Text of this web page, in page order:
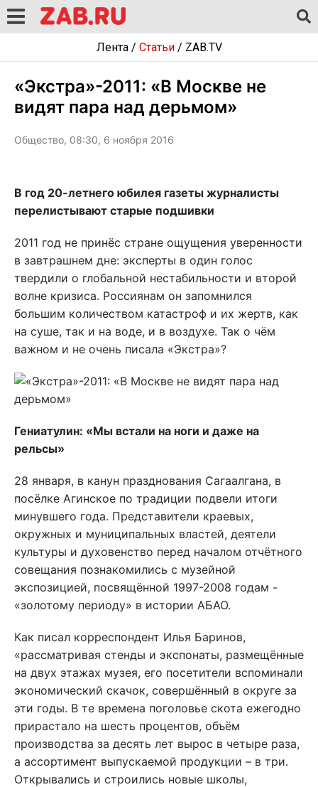
Лента/ Статьи/ ZAB.TV
«Экстра»-2011: «В Москве не
видят пара над дерьмом»
Общество, 08:30, 6 ноября 2016
В год 20-летнего юбилея газеты журналисты
перелистывают старые подшивки
2011 год не принёс стране ощущения уверенности
в завтрашнем дне: эксперты в один голос
твердили о глобальной нестабильности и второй
волне кризиса. Россиянам он запомнился
большим количеством катастроф и их жертв, как
на суше, так и на воде, и в воздухе. Так о чём
важном и не очень писала «Экстра»?
Гениатулин: «Мы встали на ноги и даже на
рельсы»
28 января, в канун празднования Сагаалгана, в
посёлке Агинское по традиции подвели итоги
минувшего года. Представители краевых,
окружных и муниципальных властей, деятели
культуры и духовенство перед началом отчётного
совещания познакомились с музейной
экспозицией, посвящённой 1997-2008 годам -
«золотому периоду» в истории АБАО.
Как писал корреспондент Илья Баринов,
«рассматривая стенды и экспонаты, размещённые
на двух этажах музея, его посетители вспоминали
экономический скачок, совершённый в округе за
эти годы. В те времена поголовье скота ежегодно
прирастало на шесть процентов, объём
производства за десять лет вырос в четыре раза,
а ассортимент выпускаемой продукции – в три.
Открывались и строились новые школы,